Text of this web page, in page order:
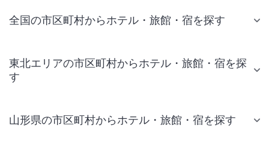
全国の市区町村からホテル・旅館・宿を探す
東北エリアの市区町村からホテル・旅館・宿を探
す
山形県の市区町村からホテル・旅館・宿を探す